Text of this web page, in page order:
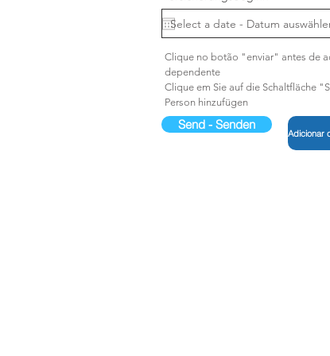
e
u
i
r
e
Clique no botão "enviar" antes de
dependente
Clique em Sie auf die Schaltfläche
Person hinzufügen
Send - Senden